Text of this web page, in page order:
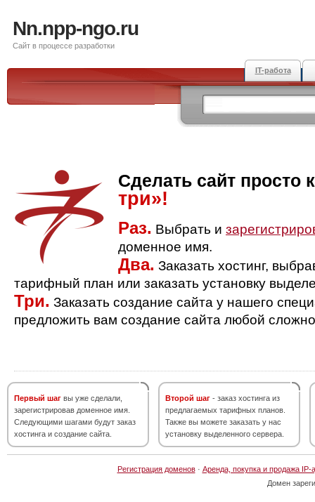
Nn.npp-ngo.ru
Сайт в процессе разработки
IT-работа
Сделать сайт просто
три»!
Раз. Выбрать и
доменное имя.
Два. Заказать хостинг,
тарифный план или заказать установку
Три. Заказать создание сайта у нашего
предложить вам создание сайта любой
Первый шаг вы уже сделали,
зарегистрировав доменное имя.
Следующими шагами будут заказ
хостинга и создание сайта.
Второй шаг - заказ хостинга из
предлагаемых тарифных планов.
Также вы можете заказать у нас
установку выделенного сервера.
Регистрация доменов· Аренда, покупка и продажа IP-
Домен